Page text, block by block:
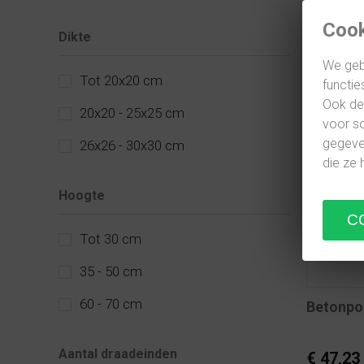
door
aan het
€ 47,23
Dikte
Tot 20x20 cm
20x20 - 25x25 cm
26x26 - 30x30 cm
Hoogte
Tot 30 cm
35 - 50 cm
60 - 70 cm
Aantal draadeinden
We
Ook
voor
die ze